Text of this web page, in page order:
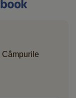
Câmpurile